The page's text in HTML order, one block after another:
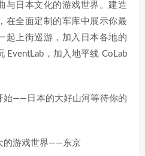
与日本文化的游戏世界。建造
在全面定制的车库中展示你最
起上街巡游，加入日本各地的
EventLab，加入地平线 CoLab
始——日本的大好山河等待你的
的游戏世界——东京